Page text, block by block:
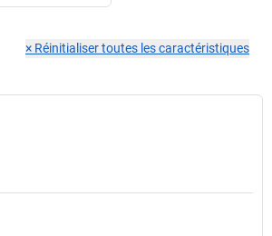
× Réinitialiser toutes les caractéristiques